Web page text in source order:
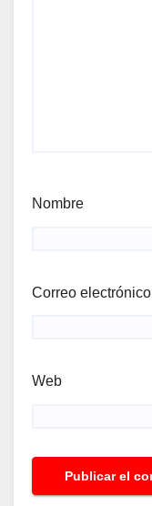
Nombre
Correo electrónico
Web